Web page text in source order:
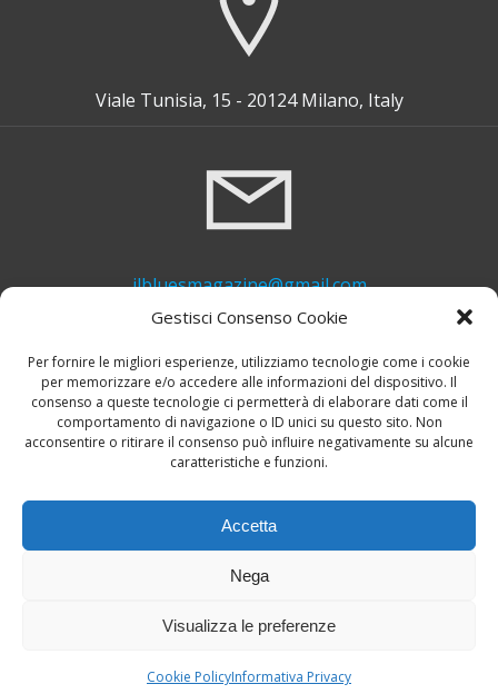
Gestisci Consenso Cookie
Per fornire le migliori esperienze, utilizziamo tecnologie come i cookie
per memorizzare e/o accedere alle informazioni del dispositivo. Il
consenso a queste tecnologie ci permetterà di elaborare dati come il
comportamento di navigazione o ID unici su questo sito. Non
acconsentire o ritirare il consenso può influire negativamente su alcune
caratteristiche e funzioni.
Accetta
Nega
Visualizza le preferenze
Cookie PolicyInformativa Privacy
Viale Tunisia, 15 - 20124 Milano, Italy
ilbluesmagazine@gmail.com
+39 339 748 6635
© 2026 Il Blues Magazine. Powered by